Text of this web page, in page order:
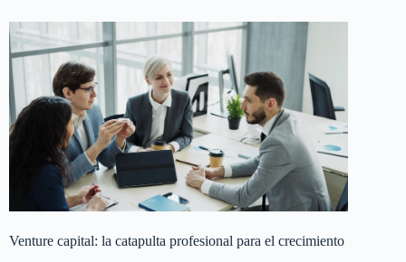
Venture capital: la catapulta profesional para el crecimiento